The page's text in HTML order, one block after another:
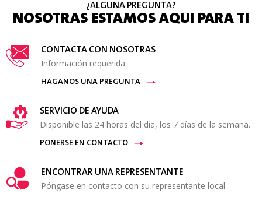
¿ALGUNA PREGUNTA?
NOSOTRAS ESTAMOS AQUI PARA TI
CONTACTA CON NOSOTRAS
Información requerida
HÁGANOS UNA PREGUNTA
SERVICIO DE AYUDA
Disponible las 24 horas del día, los 7 días de la semana.
PONERSE EN CONTACTO
ENCONTRAR UNA REPRESENTANTE
Póngase en contacto con su representante local